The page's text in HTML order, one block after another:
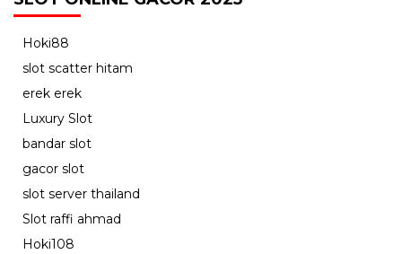
Hoki88
slot scatter hitam
erek erek
Luxury Slot
bandar slot
gacor slot
slot server thailand
Slot raffi ahmad
Hoki108